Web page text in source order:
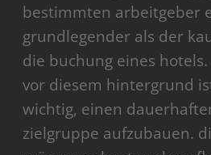
bestimmten arbeitgeber
grundlegender als der
die buchung eines hotels.
vor diesem hintergrund
wichtig, einen
zielgruppe aufzubauen.